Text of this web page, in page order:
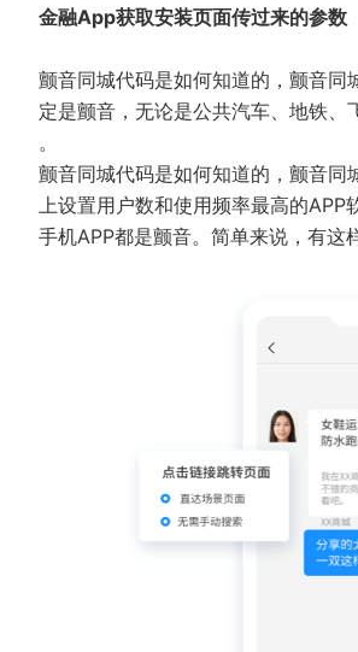
金融App获取安装页面传过来的参数
颤音同城代码是如何知道的，颤音
定是颤音，无论是公共汽车、地铁
。
颤音同城代码是如何知道的，颤音
上设置用户数和使用频率最高的
手机APP都是颤音。简单来说，有